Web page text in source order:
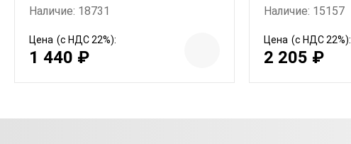
Наличие: 18731
Цена (с НДС 22%):
1 440 ₽
Наличие: 15157
Цена (с НДС 22%):
2 205 ₽